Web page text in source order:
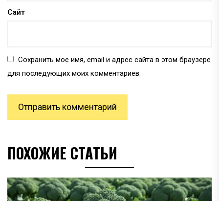
Сайт
Сохранить моё имя, email и адрес сайта в этом браузере
для последующих моих комментариев.
ПОХОЖИЕ СТАТЬИ